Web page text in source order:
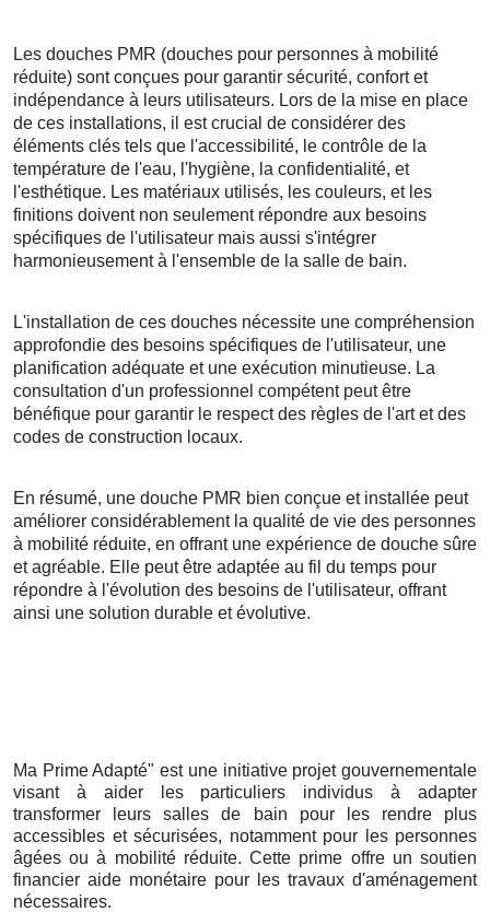
Les douches PMR (douches pour personnes à mobilité
réduite) sont conçues pour garantir sécurité, confort et
indépendance à leurs utilisateurs. Lors de la mise en place
de ces installations, il est crucial de considérer des
éléments clés tels que l'accessibilité, le contrôle de la
température de l'eau, l'hygiène, la confidentialité, et
l'esthétique. Les matériaux utilisés, les couleurs, et les
finitions doivent non seulement répondre aux besoins
spécifiques de l'utilisateur mais aussi s'intégrer
harmonieusement à l'ensemble de la salle de bain.
L'installation de ces douches nécessite une compréhension
approfondie des besoins spécifiques de l'utilisateur, une
planification adéquate et une exécution minutieuse. La
consultation d'un professionnel compétent peut être
bénéfique pour garantir le respect des règles de l'art et des
codes de construction locaux.
En résumé, une douche PMR bien conçue et installée peut
améliorer considérablement la qualité de vie des personnes
à mobilité réduite, en offrant une expérience de douche sûre
et agréable. Elle peut être adaptée au fil du temps pour
répondre à l'évolution des besoins de l'utilisateur, offrant
ainsi une solution durable et évolutive.
Ma Prime Adapté" est une initiative projet gouvernementale
visant à aider les particuliers individus à adapter
transformer leurs salles de bain pour les rendre plus
accessibles et sécurisées, notamment pour les personnes
âgées ou à mobilité réduite. Cette prime offre un soutien
financier aide monétaire pour les travaux d'aménagement
nécessaires.